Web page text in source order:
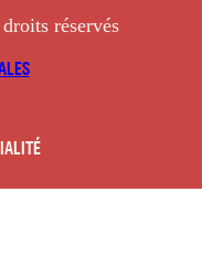
réservés